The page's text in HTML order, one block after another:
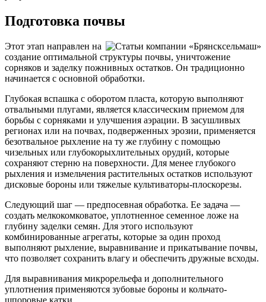
Подготовка почвы
Этот этап направлен на
создание оптимальной структуры почвы, уничтожение
сорняков и заделку пожнивных остатков. Он традиционно
начинается с основной обработки.
Глубокая вспашка с оборотом пласта, которую выполняют
отвальными плугами, является классическим приемом для
борьбы с сорняками и улучшения аэрации. В засушливых
регионах или на почвах, подверженных эрозии, применяется
безотвальное рыхление на ту же глубину с помощью
чизельных или глубокорыхлительных орудий, которые
сохраняют стерню на поверхности. Для менее глубокого
рыхления и измельчения растительных остатков используют
дисковые бороны или тяжелые культиваторы-плоскорезы.
Следующий шаг — предпосевная обработка. Ее задача —
создать мелкокомковатое, уплотненное семенное ложе на
глубину заделки семян. Для этого используют
комбинированные агрегаты, которые за один проход
выполняют рыхление, выравнивание и прикатывание почвы,
что позволяет сохранить влагу и обеспечить дружные всходы.
Для выравнивания микрорельефа и дополнительного
уплотнения применяются зубовые бороны и кольчато-